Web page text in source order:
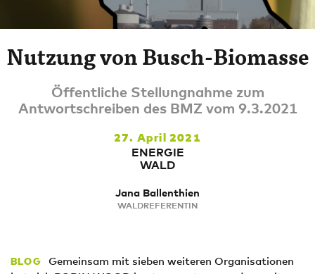
Nutzung von Busch-Biomasse
Öffentliche Stellungnahme zum
Antwortschreiben des BMZ vom 9.3.2021
27. April 2021
ENERGIE
WALD
Jana Ballenthien
WALDREFERENTIN
BLOG
Gemeinsam mit sieben weiteren Organisationen